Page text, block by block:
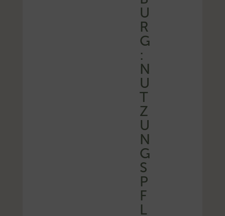
U
R
G
:
N
U
T
Z
U
N
G
S
P
F
L